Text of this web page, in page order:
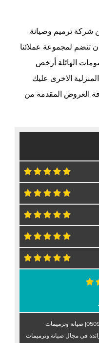
شركة ترميم وصيانة
لمجموعة عملائنا
الهائلة أرخص
الاخرى عليك
العروض المقدمة من
شركة صيانة عامة في الفجيرة |0509079418| صيانة وترميمات
في مجال صيانة وترميمات